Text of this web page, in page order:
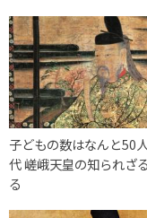
子どもの数はなんと50
代 嵯峨天皇の知られざ
る